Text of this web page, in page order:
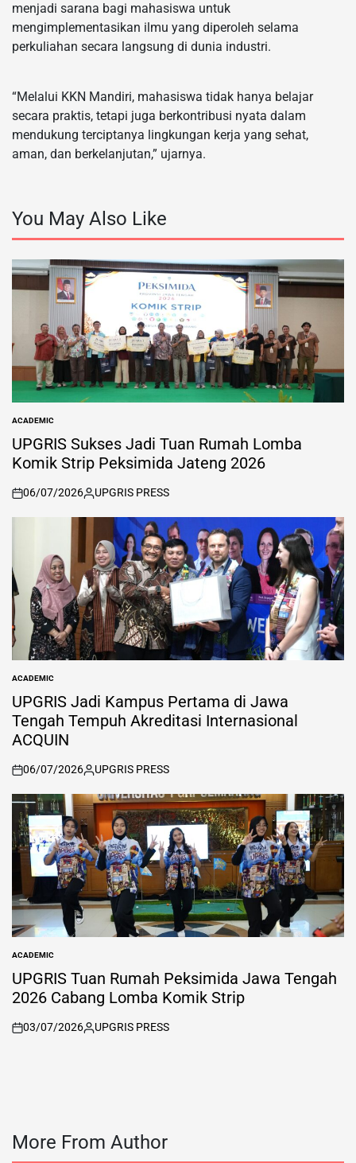
menjadi sarana bagi mahasiswa untuk
mengimplementasikan ilmu yang diperoleh selama
perkuliahan secara langsung di dunia industri.
“Melalui KKN Mandiri, mahasiswa tidak hanya belajar
secara praktis, tetapi juga berkontribusi nyata dalam
mendukung terciptanya lingkungan kerja yang sehat,
aman, dan berkelanjutan,” ujarnya.
You May Also Like
POSTED
IN
ACADEMIC
UPGRIS Sukses Jadi Tuan Rumah Lomba
Komik Strip Peksimida Jateng 2026
on
06/07/2026
Posted
by
UPGRIS PRESS
POSTED
IN
ACADEMIC
UPGRIS Jadi Kampus Pertama di Jawa
Tengah Tempuh Akreditasi Internasional
ACQUIN
on
06/07/2026
Posted
by
UPGRIS PRESS
POSTED
IN
ACADEMIC
UPGRIS Tuan Rumah Peksimida Jawa Tengah
2026 Cabang Lomba Komik Strip
on
03/07/2026
Posted
UPGRIS PRESS
More From Author